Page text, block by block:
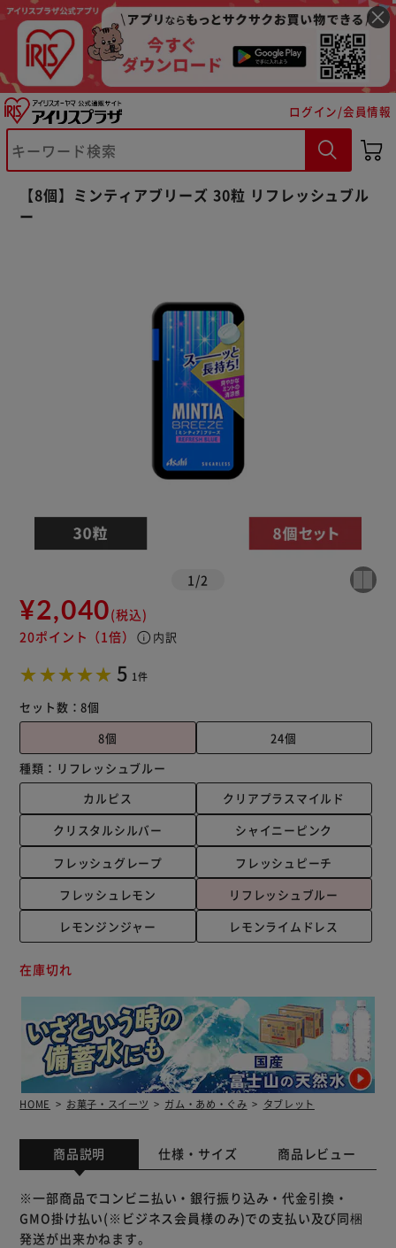
ログイン/会員情報
【8個】ミンティアブリーズ 30粒 リフレッシュブル
ー
1 /2
¥2,040(税込)
20ポイント （1倍） info 内訳
5 1件
セット数：8個
8個
24個
種類： リフレッシュブルー
カルピス
クリアプラスマイルド
クリスタルシルバー
シャイニーピンク
フレッシュグレープ
フレッシュピーチ
フレッシュレモン
リフレッシュブルー
レモンジンジャー
レモンライムドレス
在庫切れ
HOME お菓子・スイーツ ガム・あめ・ぐみ タブレット
商品説明 仕様・サイズ 商品レビュー
※一部商品でコンビニ払い・銀行振り込み・代金引換・
GMO掛け払い(※ビジネス会員様のみ)での支払い及び同梱
発送が出来かねます。